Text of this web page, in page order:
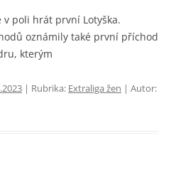
v poli hrát první Lotyška.
oznámily také první příchod
kterým
| Rubrika: Extraliga žen | Autor: